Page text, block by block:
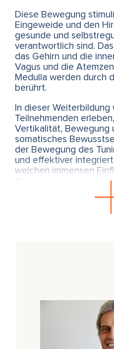
Diese Bewegung
Eingeweide und den
gesunde und
verantwortlich sind.
das Gehirn und die
Vagus und die
Medulla werden durch
berührt.
In dieser Weiterbildung
Teilnehmenden
Vertikalität, Bewegung
somatisches
der Bewegung des
und effektiver
welchen immensen
Atmung und damit